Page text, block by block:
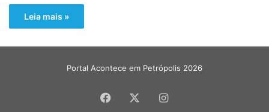
Leia mais »
Portal Acontece em Petrópolis 2026
Facebook Instagram